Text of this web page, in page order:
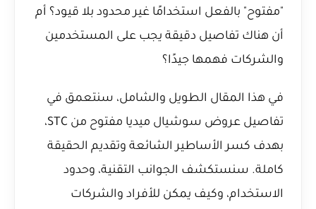
"مفتوح" بالفعل استخدامًا غير محدود بلا قيود؟ أم
أن هناك تفاصيل دقيقة يجب على المستخدمين
والشركات فهمها جيدًا؟
في هذا المقال الطويل والشامل، سنتعمق في
تفاصيل عروض سوشيال ميديا مفتوح من STC،
بهدف كسر الأساطير الشائعة وتقديم الحقيقة
كاملة. سنستكشف الجوانب التقنية، وحدود
الاستخدام، وكيف يمكن للأفراد والشركات